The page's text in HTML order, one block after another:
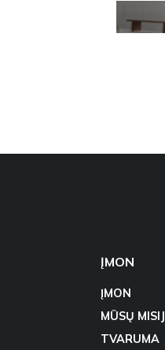
ĮMON
ĮMON
MŪSŲ MISIJ
TVARUMA